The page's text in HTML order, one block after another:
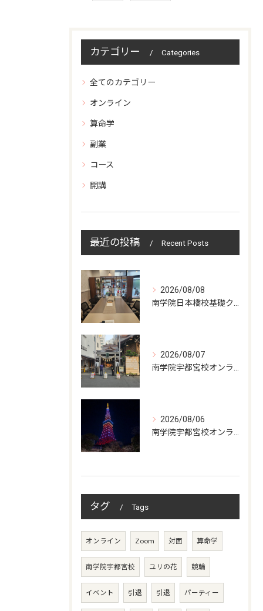
カテゴリー Categories
全てのカテゴリー
オンライン
算命学
副業
コース
開講
最近の投稿 Recent Posts
2026/08/08
2026/08/07
2026/08/06
タグ Tags
オンライン Zoom 対面 算命学
南学院宇都宮校 ユリの花 競輪
イベント 引退 引退 パーティー